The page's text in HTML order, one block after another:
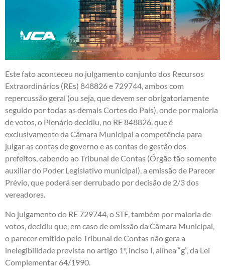
Este fato aconteceu no julgamento conjunto dos Recursos
Extraordinários (REs) 848826 e 729744, ambos com
repercussão geral (ou seja, que devem ser obrigatoriamente
seguido por todas as demais Cortes do País), onde por maioria
de votos, o Plenário decidiu, no RE 848826, que é
exclusivamente da Câmara Municipal a competência para
julgar as contas de governo e as contas de gestão dos
prefeitos, cabendo ao Tribunal de Contas (Órgão tão somente
auxiliar do Poder Legislativo municipal), a emissão de Parecer
Prévio, que poderá ser derrubado por decisão de 2/3 dos
vereadores.
No julgamento do RE 729744, o STF, também por maioria de
votos, decidiu que, em caso de omissão da Câmara Municipal,
o parecer emitido pelo Tribunal de Contas não gera a
inelegibilidade prevista no artigo 1º, inciso I, alínea “g”, da Lei
Complementar 64/1990.